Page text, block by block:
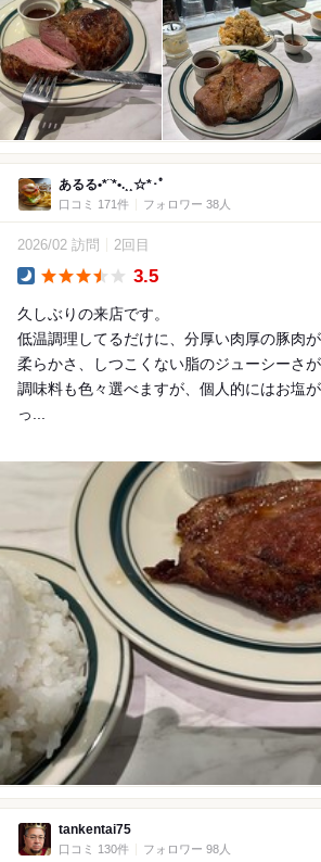
あるる•*¨*•.¸¸☆*･ﾟ
口コミ 171件 フォロワー 38人
2026/02 訪問 2回目
3.5
久しぶりの来店です。
低温調理してるだけに、分厚い肉厚の豚肉
柔らかさ、しつこくない脂のジューシーさが
調味料も色々選べますが、個人的にはお塩
っ...
tankentai75
口コミ 130件 フォロワー 98人